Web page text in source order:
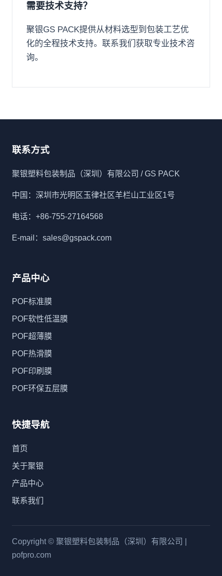
需要技术支持？
聚银GS PACK提供从材料选型到包装工艺优
化的全程技术支持。 联系我们 获取专业技术咨
询。
联系方式
聚银塑料包装制品（深圳）有限公司 / GS PACK
中国：深圳市光明区玉律社区羊栏山工业区1号
电话：+86-755-27164568
E-mail：sales@gspack.com
产品中心
POF标准膜
POF软性低温膜
POF超薄膜
POF热滑膜
POF印刷膜
POF环保五层膜
快捷导航
首页
关于聚银
产品中心
联系我们
Copyright © 聚银塑料包装制品（深圳）有限公司 |
pofpro.com